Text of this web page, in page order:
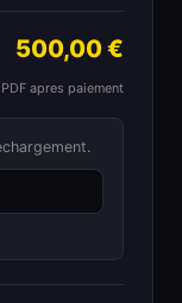
500,00 €
apres paiement